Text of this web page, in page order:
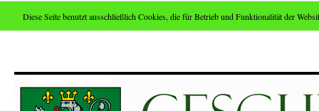
Zum
Inhalt
Diese Seite benutzt ausschließlich Cookies, die für Betrieb und Funktionalität der